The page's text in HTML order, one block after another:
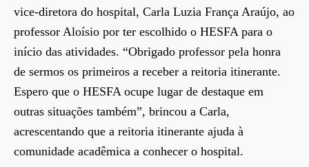
vice-diretora do hospital, Carla Luzia França Araújo, ao
professor Aloísio por ter escolhido o HESFA para o
início das atividades. “Obrigado professor pela honra
de sermos os primeiros a receber a reitoria itinerante.
Espero que o HESFA ocupe lugar de destaque em
outras situações também”, brincou a Carla,
acrescentando que a reitoria itinerante ajuda à
comunidade acadêmica a conhecer o hospital.